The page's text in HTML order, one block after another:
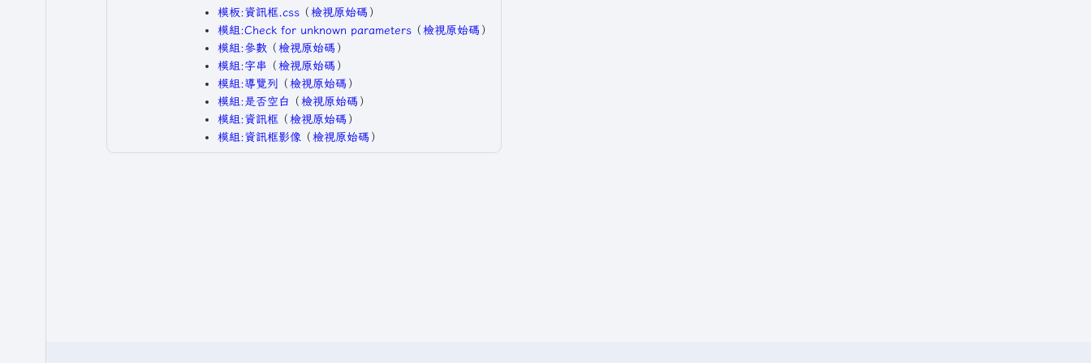
模板:資訊框.css ​（檢視原始碼 ）​
模組:Check for unknown parameters ​（檢視原始碼 ）​
模組:參數 ​（檢視原始碼 ）​
模組:字串 ​（檢視原始碼 ）​
模組:導覽列
​（檢視原始碼 ）​
模組:是否空白 ​（檢視原始碼 ）​
模組:資訊框 ​（檢視原始碼 ）​
模組:資訊框影像 ​（檢視原始碼 ）​